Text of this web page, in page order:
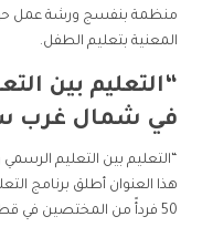
منظمة بنفسج ورشة عمل
المعنية بتعليم الطفل.
“التعليم بين
في شمال غرب
“التعليم بين التعليم
هذا العنوان أطلق برنامج
50 فردأً من المختصين في